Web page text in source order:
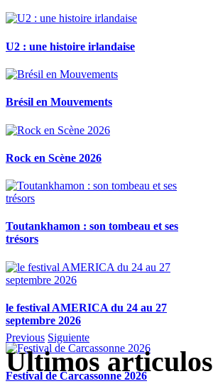
U2 : une histoire irlandaise
Brésil en Mouvements
Rock en Scène 2026
Toutankhamon : son tombeau et ses
trésors
le festival AMERICA du 24 au 27
septembre 2026
Festival de Carcassonne 2026
Previous Siguiente
Ultimos articulos